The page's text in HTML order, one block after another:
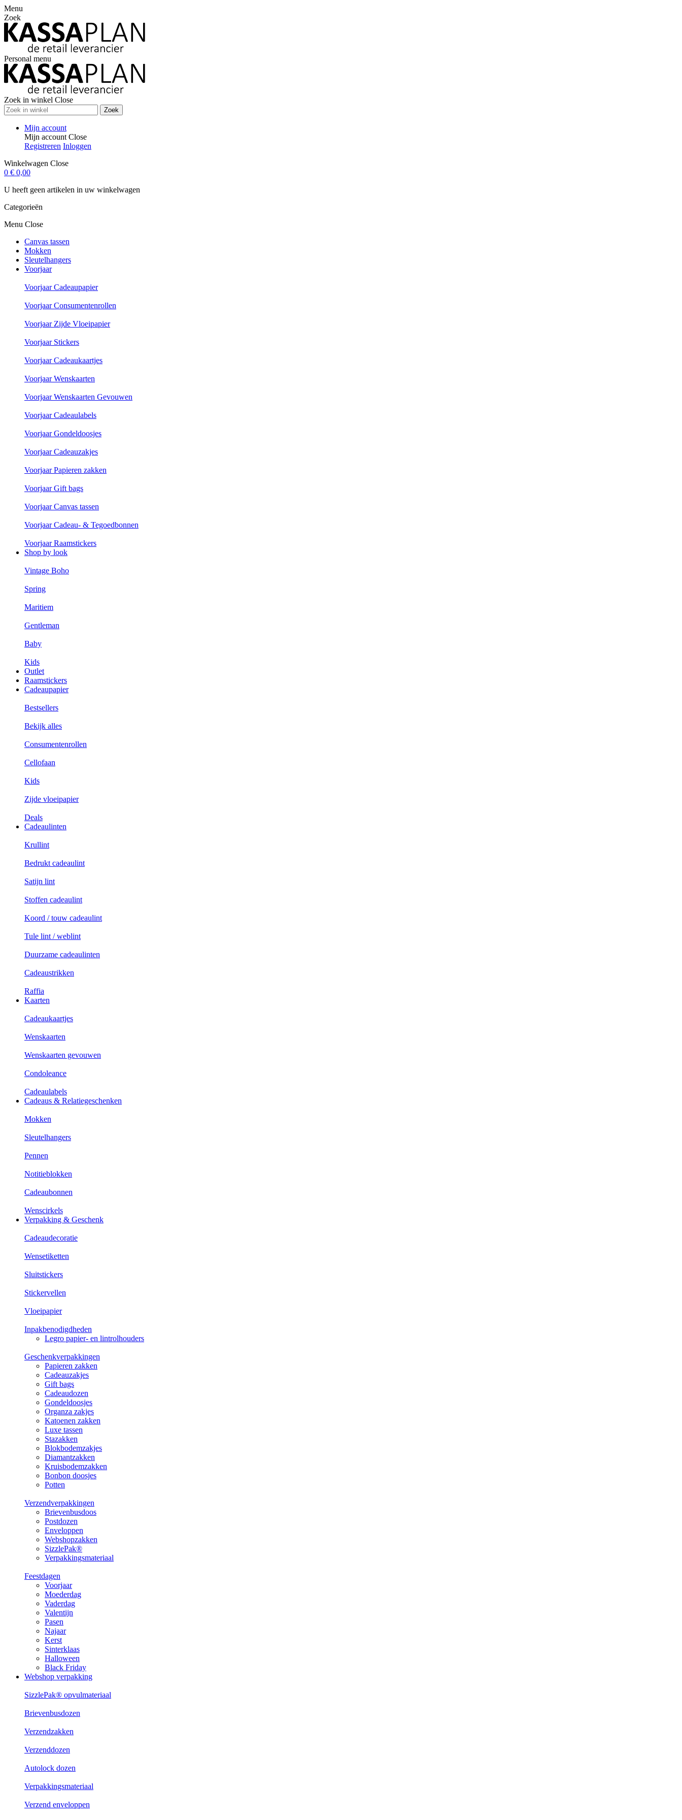
Menu
Zoek
Personal menu
Zoek in winkel Close
Zoek
Mijn account
Mijn account Close
Registreren Inloggen
Winkelwagen Close
0 € 0,00
U heeft geen artikelen in uw winkelwagen
Categorieën
Menu Close
Canvas tassen
Mokken
Sleutelhangers
Voorjaar
Voorjaar Cadeaupapier
Voorjaar Consumentenrollen
Voorjaar Zijde Vloeipapier
Voorjaar Stickers
Voorjaar Cadeaukaartjes
Voorjaar Wenskaarten
Voorjaar Wenskaarten Gevouwen
Voorjaar Cadeaulabels
Voorjaar Gondeldoosjes
Voorjaar Cadeauzakjes
Voorjaar Papieren zakken
Voorjaar Gift bags
Voorjaar Canvas tassen
Voorjaar Cadeau- & Tegoedbonnen
Voorjaar Raamstickers
Shop by look
Vintage Boho
Spring
Maritiem
Gentleman
Baby
Kids
Outlet
Raamstickers
Cadeaupapier
Bestsellers
Bekijk alles
Consumentenrollen
Cellofaan
Kids
Zijde vloeipapier
Deals
Cadeaulinten
Krullint
Bedrukt cadeaulint
Satijn lint
Stoffen cadeaulint
Koord / touw cadeaulint
Tule lint / weblint
Duurzame cadeaulinten
Cadeaustrikken
Raffia
Kaarten
Cadeaukaartjes
Wenskaarten
Wenskaarten gevouwen
Condoleance
Cadeaulabels
Cadeaus & Relatiegeschenken
Mokken
Sleutelhangers
Pennen
Notitieblokken
Cadeaubonnen
Wenscirkels
Verpakking & Geschenk
Cadeaudecoratie
Wensetiketten
Sluitstickers
Stickervellen
Vloeipapier
Inpakbenodigdheden
Legro papier- en lintrolhouders
Geschenkverpakkingen
Papieren zakken
Cadeauzakjes
Gift bags
Cadeaudozen
Gondeldoosjes
Organza zakjes
Katoenen zakken
Luxe tassen
Stazakken
Blokbodemzakjes
Diamantzakken
Kruisbodemzakken
Bonbon doosjes
Potten
Verzendverpakkingen
Brievenbusdoos
Postdozen
Enveloppen
Webshopzakken
SizzlePak®
Verpakkingsmateriaal
Feestdagen
Voorjaar
Moederdag
Vaderdag
Valentijn
Pasen
Najaar
Kerst
Sinterklaas
Halloween
Black Friday
Webshop verpakking
SizzlePak® opvulmateriaal
Brievenbusdozen
Verzendzakken
Verzenddozen
Autolock dozen
Verpakkingsmateriaal
Verzend enveloppen